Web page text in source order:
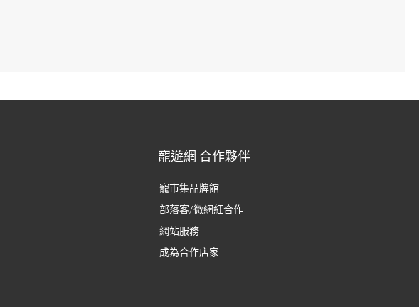
寵遊網 合作夥伴
寵市集品牌館
部落客/微網紅合作
網站服務
成為合作店家